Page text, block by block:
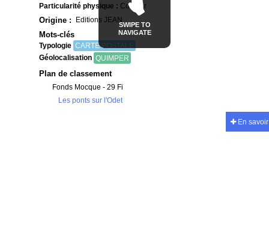
Particularité physique : Couleur
Origine : Editions JEAN
Mots-clés
Typologie CARTE POSTALE
Géolocalisation QUIMPER
Plan de classement
Fonds Mocque - 29 Fi
Les ponts sur l'Odet
En
SWIPE TO
NAVIGATE